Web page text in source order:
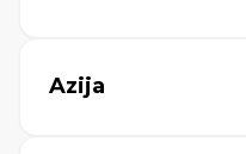
Azija